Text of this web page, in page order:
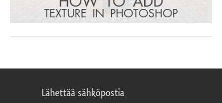
Lähettää sähköpostia